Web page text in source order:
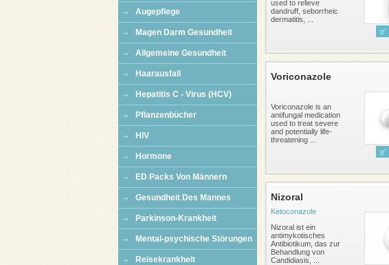
Augepflege
Magen Darm Gesundheit
Allgemeine Gesundheit
Haarausfall
Hepatitis C - Virus (HCV)
Pflanzenbücher
HIV
Hormone
ED Packs Von Männern
Gesundheit Des Mannes
Parkinson-Krankheit
Mental-psychische Störungen
Reisekrankheit
used to relieve
dandruff, seborrheic
dermatitis, ...
Voriconazole
Voriconazole is an
antifungal medication
used to treat severe
and potentially life-
threatening ...
Nizoral
Ketoconazole
Nizoral ist ein
antimykotisches
Antibiotikum, das zur
Behandlung von
Candidiasis, ...